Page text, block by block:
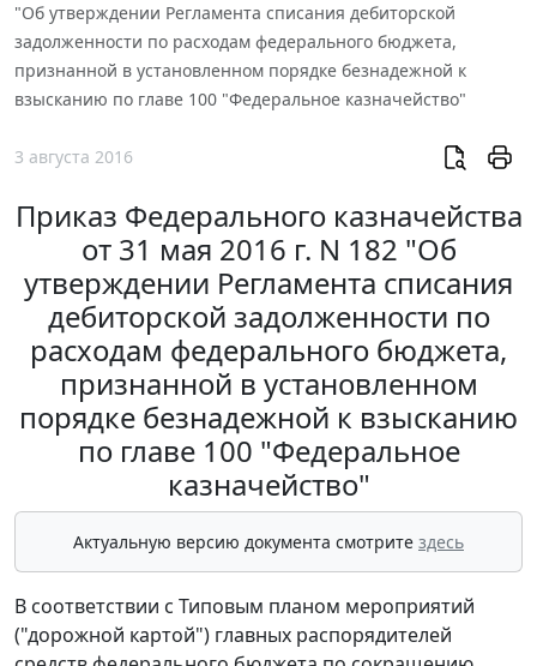
"Об утверждении Регламента списания дебиторской
задолженности по расходам федерального бюджета,
признанной в установленном порядке безнадежной к
взысканию по главе 100 "Федеральное казначейство"
3 августа 2016
Приказ Федерального казначейства
от 31 мая 2016 г. N 182 "Об
утверждении Регламента списания
дебиторской задолженности по
расходам федерального бюджета,
признанной в установленном
порядке безнадежной к взысканию
по главе 100 "Федеральное
казначейство"
Актуальную версию документа смотрите здесь
В соответствии с Типовым планом мероприятий
("дорожной картой") главных распорядителей